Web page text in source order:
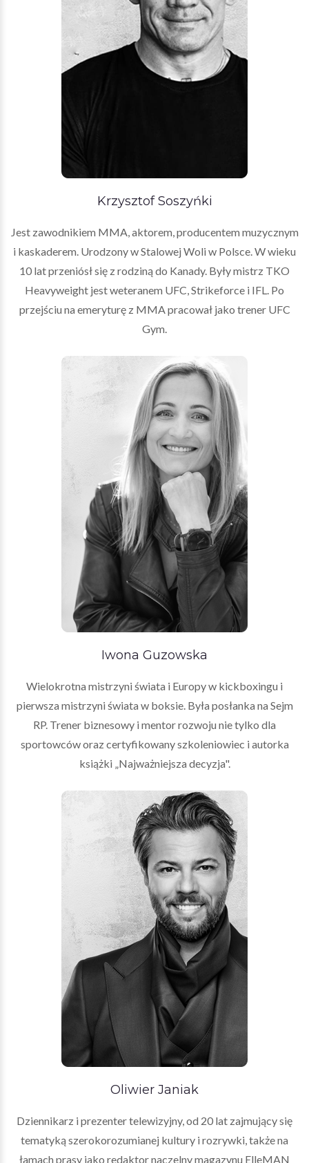
Krzysztof Soszyńki
Jest zawodnikiem MMA, aktorem, producentem muzycznym
i kaskaderem. Urodzony w Stalowej Woli w Polsce. W wieku
10 lat przeniósł się z rodziną do Kanady. Były mistrz TKO
Heavyweight jest weteranem UFC, Strikeforce i IFL. Po
przejściu na emeryturę z MMA pracował jako trener UFC
Gym.
Iwona Guzowska
Wielokrotna mistrzyni świata i Europy w kickboxingu i
pierwsza mistrzyni świata w boksie. Była posłanka na Sejm
RP. Trener biznesowy i mentor rozwoju nie tylko dla
sportowców oraz certyfikowany szkoleniowiec i autorka
książki „Najważniejsza decyzja".
Oliwier Janiak
Dziennikarz i prezenter telewizyjny, od 20 lat zajmujący się
tematyką szerokorozumianej kultury i rozrywki, także na
łamach prasy jako redaktor naczelny magazynu ElleMAN